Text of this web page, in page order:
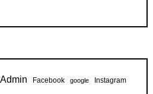
Facebook google Instagram